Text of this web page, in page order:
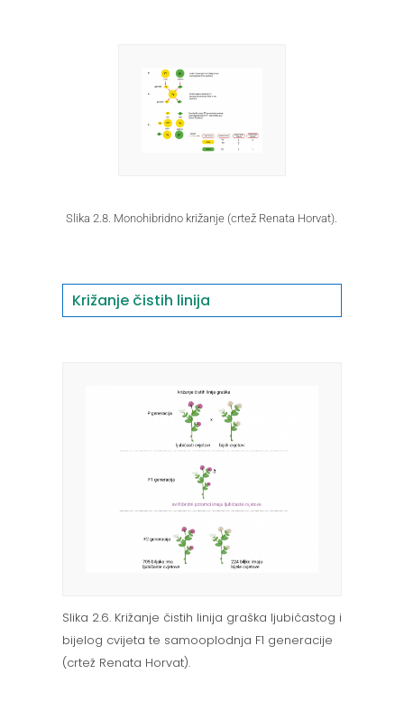
Slika 2.8. Monohibridno križanje (crtež Renata Horvat).
Križanje čistih linija
Slika 2.6. Križanje čistih linija graška ljubičastog i
bijelog cvijeta te samooplodnja F1 generacije
(crtež Renata Horvat).